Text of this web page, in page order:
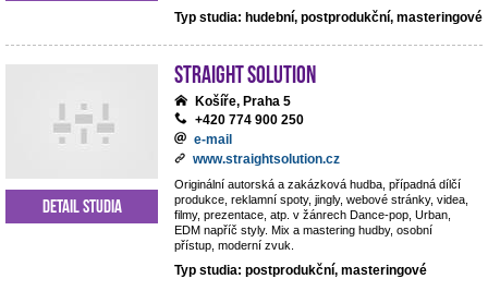
Typ studia: hudební, postprodukční, masteringové
Straight Solution
Košíře, Praha 5
+420 774 900 250
e-mail
www.straightsolution.cz
Originální autorská a zakázková hudba, případná dílčí
produkce, reklamní spoty, jingly, webové stránky, videa,
filmy, prezentace, atp. v žánrech Dance-pop, Urban,
EDM napříč styly. Mix a mastering hudby, osobní
přístup, moderní zvuk.
Typ studia: postprodukční, masteringové
Detail studia